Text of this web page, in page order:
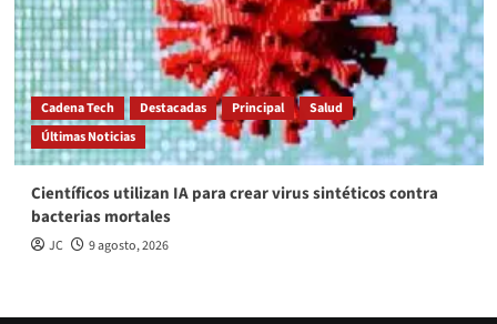
Cadena Tech Destacadas Principal
Salud
Últimas Noticias
Científicos utilizan IA para crear virus sintéticos contra
bacterias mortales
JC 9 agosto, 2026